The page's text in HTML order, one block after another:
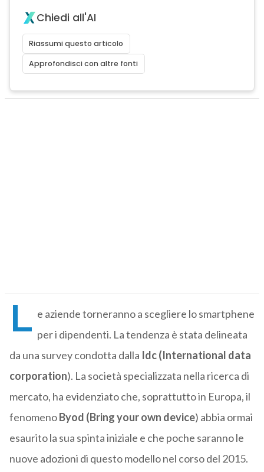
Chiedi all'AI
Riassumi questo articolo
Approfondisci con altre fonti
L e aziende torneranno a scegliere lo smartphene
per i dipendenti. La tendenza è stata delineata
da una survey condotta dalla Idc (International data
corporation). La società specializzata nella ricerca di
mercato, ha evidenziato che, soprattutto in Europa, il
fenomenoByod (Bring your own device) abbia ormai
esaurito la sua spinta iniziale e che poche saranno le
nuove adozioni di questo modello nel corso del 2015.